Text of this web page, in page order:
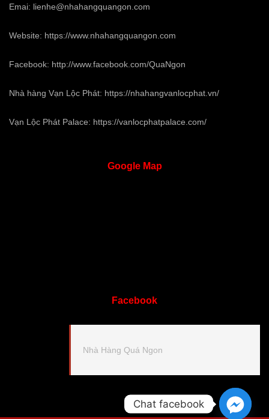
Emai: lienhe@nhahangquangon.com
Website: https://www.nhahangquangon.com
Facebook: http://www.facebook.com/QuaNgon
Nhà hàng Vạn Lộc Phát: https://nhahangvanlocphat.vn/
Vạn Lộc Phát Palace: https://vanlocphatpalace.com/
GoogleMap
Facebook
Nhà Hàng Quá Ngon
Chat facebook